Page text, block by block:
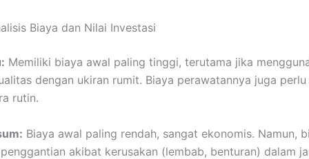
Biaya dan Nilai Investasi
Memiliki biaya awal paling tinggi, terutama jika
dengan ukiran rumit. Biaya perawatannya juga
rutin.
Biaya awal paling rendah, sangat ekonomis. Namun,
akibat kerusakan (lembab, benturan) dalam